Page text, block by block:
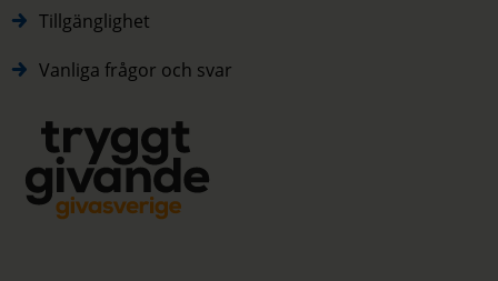
Tillgänglighet
Vanliga frågor och svar